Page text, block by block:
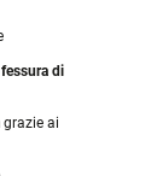
di
grazie ai